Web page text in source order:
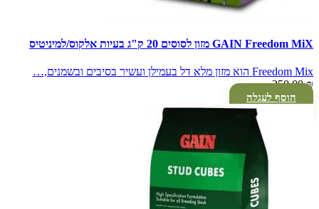
GAIN Freedom MiX מזון לסוסים 20 ק"ג בעיות אלקוס/למיניטיס
Freedom Mix הוא מזון מלא דל בעמילן ועשיר בסיבים ובשמנים,…
250.00₪
הוסף לעגלה